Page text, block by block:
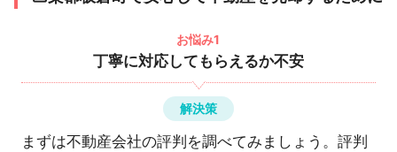
お悩み1
丁寧に対応してもらえるか不安
解決策
まずは不動産会社の評判を調べてみましょう。評判